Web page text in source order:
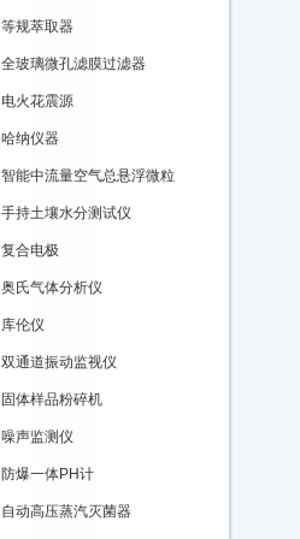
等规萃取器
全玻璃微孔滤膜过滤器
电火花震源
哈纳仪器
智能中流量空气总悬浮微粒
手持土壤水分测试仪
复合电极
奥氏气体分析仪
库伦仪
双通道振动监视仪
固体样品粉碎机
噪声监测仪
防爆一体PH计
自动高压蒸汽灭菌器